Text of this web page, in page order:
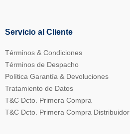
Servicio al Cliente
Términos & Condiciones
Términos de Despacho
Política Garantía & Devoluciones
Tratamiento de Datos
T&C Dcto. Primera Compra
T&C Dcto. Primera Compra Distribuidor